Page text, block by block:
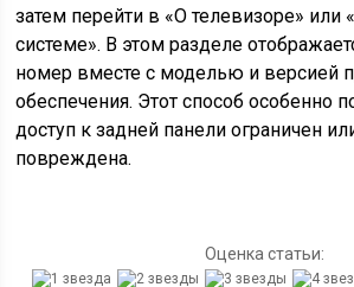
затем перейти в «О телевизоре»
системе». В этом разделе
номер вместе с моделью и версией
обеспечения. Этот способ особенно
доступ к задней панели ограничен
повреждена.
Оценка статьи: